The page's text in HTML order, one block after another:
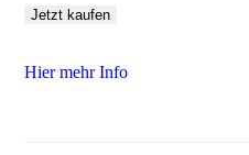
Hier mehr Info